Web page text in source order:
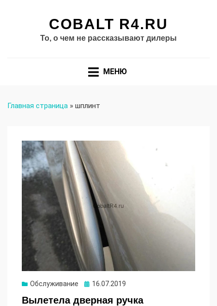
COBALT R4.RU
То, о чем не рассказывают дилеры
МЕНЮ
Главная страница » шплинт
Обслуживание Опубликовано
16.07.2019
Вылетела дверная ручка